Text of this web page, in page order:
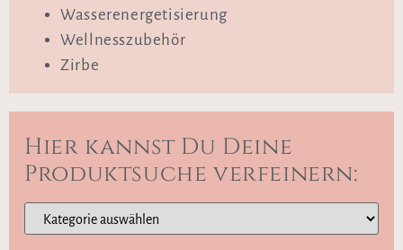
Wasserenergetisierung
Wellnesszubehör
Zirbe
Hier kannst Du Deine
Produktsuche verfeinern: